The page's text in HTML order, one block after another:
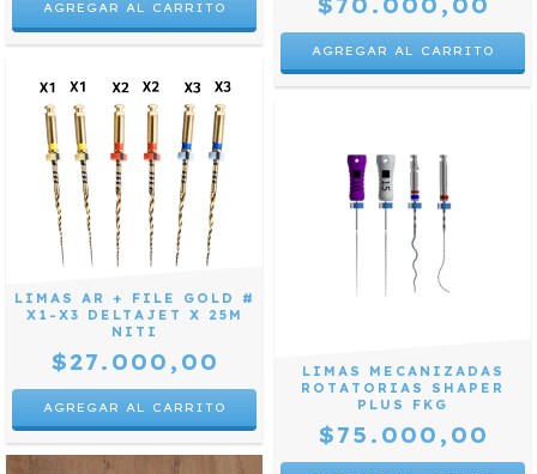
AGREGAR AL CARRITO $70.000,00
LIMAS AR + FILE GOLD #
X1-X3 DELTAJET X 25M
NITI
$27.000,00
LIMAS MECANIZADAS
ROTATORIAS SHAPER
PLUS FKG
$75.000,00